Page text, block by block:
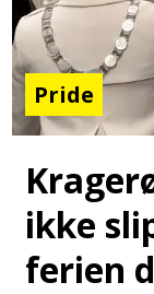
Pride
ikke
ferien